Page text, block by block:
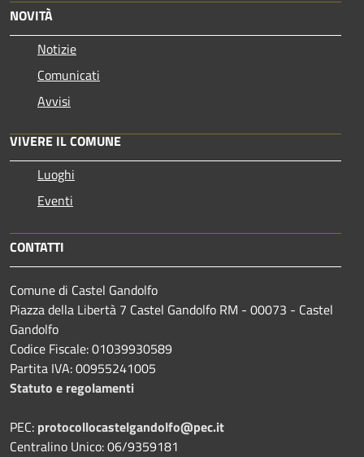
NOVITÀ
Notizie
Comunicati
Avvisi
VIVERE IL COMUNE
Luoghi
Eventi
CONTATTI
Comune di Castel Gandolfo
Piazza della Libertà 7 Castel Gandolfo RM - 00073 - Castel
Gandolfo
Codice Fiscale: 01039930589
Partita IVA: 00955241005
Statuto e regolamenti
PEC: protocollocastelgandolfo@pec.it
Centralino Unico: 06/9359181